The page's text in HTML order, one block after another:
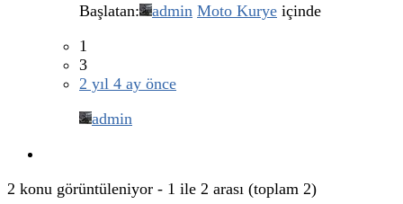
Başlatan:
admin Moto Kurye içinde
1
3
2 yıl 4 ay önce
admin
2 konu görüntüleniyor - 1 ile 2 arası (toplam 2)